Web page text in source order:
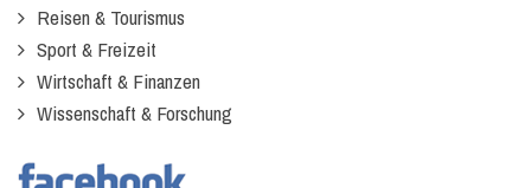
Reisen & Tourismus
Sport & Freizeit
Wirtschaft & Finanzen
Wissenschaft & Forschung